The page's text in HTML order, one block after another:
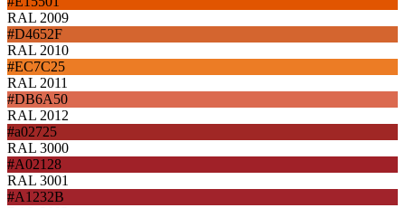
RAL 2009
#D4652F
RAL 2010
#EC7C25
RAL 2011
#DB6A50
RAL 2012
#a02725
RAL 3000
#A02128
RAL 3001
#A1232B